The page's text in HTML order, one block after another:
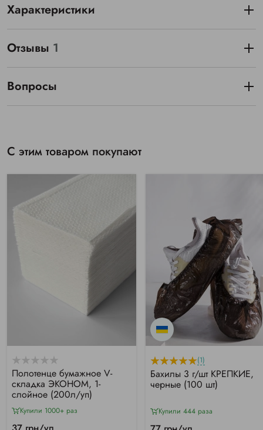
Характеристики
Отзывы 1
Вопросы
С этим товаром покупают
Полотенце бумажное V-
складка ЭКОНОМ, 1-
слойное (200л/уп)
Купили 1000+ раз
(1)
Бахилы 3 г/шт КРЕПКИЕ,
черные (100 шт)
Купили 444 раза